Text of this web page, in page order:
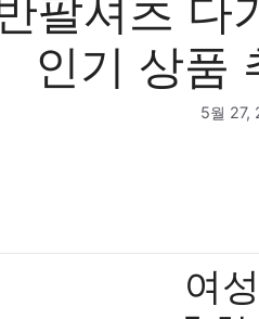
팔셔츠 다
인기 상품
5월 27,
여